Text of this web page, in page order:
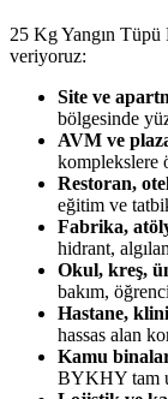
25 Kg Yangın
veriyoruz:
Site ve
bölgesinde
AVM ve
komplekslere
Restoran,
eğitim ve
Fabrika,
hidrant,
Okul, kreş,
bakım,
Hastane,
hassas alan
Kamu
BYKHY tam